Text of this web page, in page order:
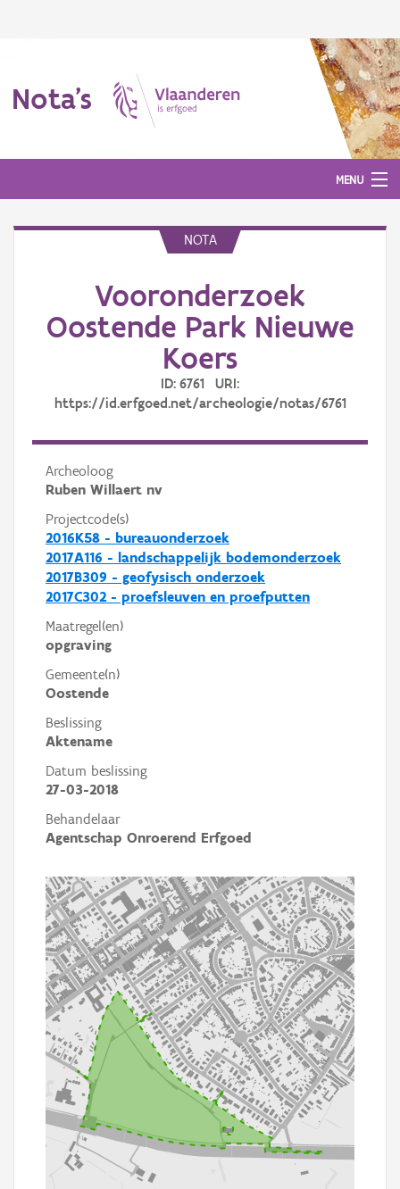
Nota's
MENU
NOTA
Vooronderzoek
Oostende Park Nieuwe
Koers
ID: 6761 URI:
https://id.erfgoed.net/archeologie/notas/6761
Archeoloog
Ruben Willaert nv
Projectcode(s)
2016K58 - bureauonderzoek
2017A116 - landschappelijk bodemonderzoek
2017B309 - geofysisch onderzoek
2017C302 - proefsleuven en proefputten
Maatregel(en)
opgraving
Gemeente(n)
Oostende
Beslissing
Aktename
Datum beslissing
27-03-2018
Behandelaar
Agentschap Onroerend Erfgoed